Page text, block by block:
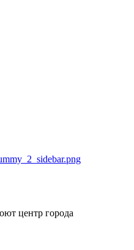
центр города